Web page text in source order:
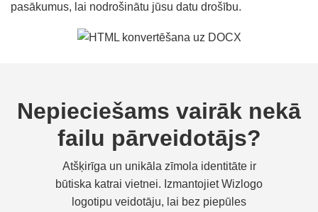
pasākumus, lai nodrošinātu jūsu datu drošību.
Nepieciešams vairāk nekā
failu pārveidotājs?
Atšķirīga un unikāla zīmola identitāte ir
būtiska katrai vietnei. Izmantojiet Wizlogo
logotipu veidotāju, lai bez piepūles